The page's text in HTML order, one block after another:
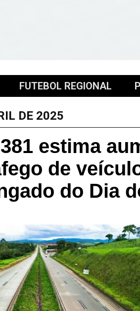
FUTEBOL REGIONAL
DE 2025
estima
de
do Dia